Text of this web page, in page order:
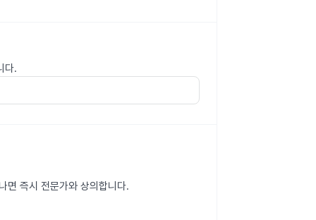
다.
면 즉시 전문가와 상의합니다.